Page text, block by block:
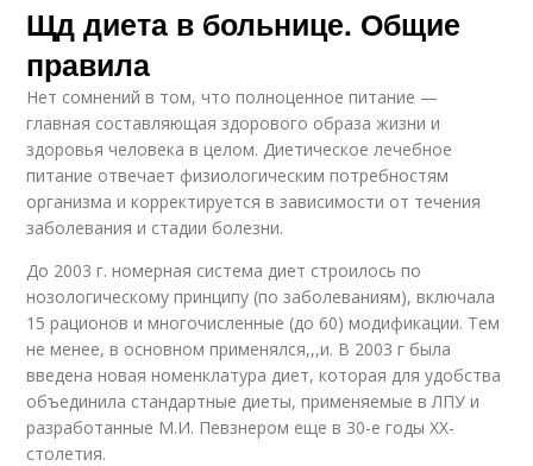
Щд диета в больнице. Общие
правила
Нет сомнений в том, что полноценное питание —
главная составляющая здорового образа жизни и
здоровья человека в целом. Диетическое лечебное
питание отвечает физиологическим потребностям
организма и корректируется в зависимости от течения
заболевания и стадии болезни.
До 2003 г. номерная система диет строилось по
нозологическому принципу (по заболеваниям), включала
15 рационов и многочисленные (до 60) модификации. Тем
не менее, в основном применялся,,,и. В 2003 г была
введена новая номенклатура диет, которая для удобства
объединила стандартные диеты, применяемые в ЛПУ и
разработанные М.И. Певзнером еще в 30-е годы XX-
столетия.